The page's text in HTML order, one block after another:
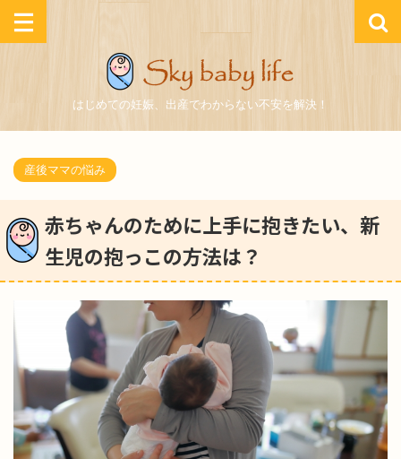
はじめての妊娠、出産でわからない不安を解決！
産後ママの悩み
赤ちゃんのために上手に抱きたい、新
生児の抱っこの方法は？